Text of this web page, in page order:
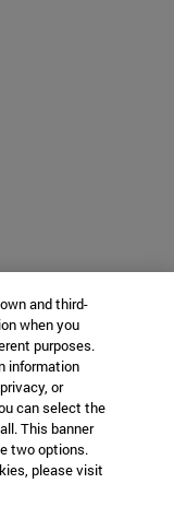
and third-
when you
purposes.
information
or
can select the
This banner
two options.
please visit